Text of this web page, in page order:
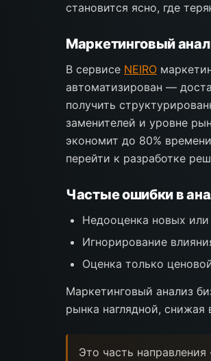
становится ясно, где
Маркетинговый
В сервисе NEIRO
автоматизирован —
получить
заменителей и уровне
экономит до 80%
перейти к разработке
Частые ошибки в
Недооценка новых
Игнорирование
Оценка только
Маркетинговый анализ
рынка наглядной,
Это часть направления